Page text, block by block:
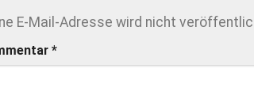
E-Mail-Adresse wird nicht
*